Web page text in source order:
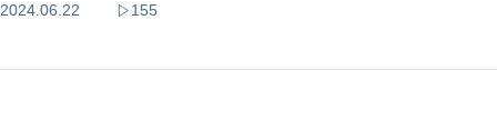
2024.06.22 155